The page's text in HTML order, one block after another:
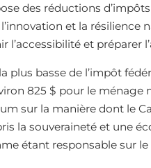
des réductions
et la résilience
et préparer
plus basse de l’impôt
825 $ pour le ménage
sur la manière dont le
la souveraineté et une
étant responsable sur